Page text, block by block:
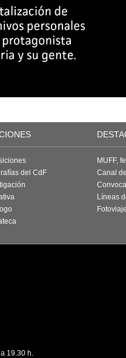
del CdF
MUFF,
Canal
Líneas
19.30 h.